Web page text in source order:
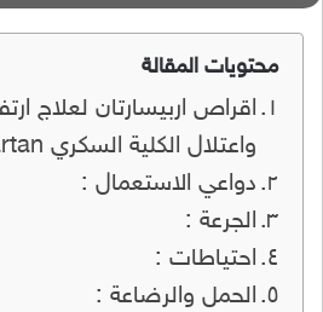
محتويات المقالة
اقراص اربيسارتان لعلاج
واعتلال الكلية السكري Irbesartan
دواعي الاستعمال :
الجرعة :
احتياطات :
الحمل والرضاعة :